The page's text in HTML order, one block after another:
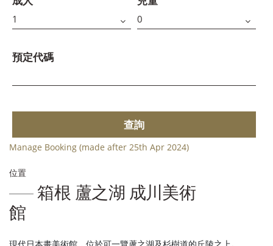
預定代碼
查詢
Manage Booking (made after 25th Apr 2024)
位置
箱根 蘆之湖 成川美術
館